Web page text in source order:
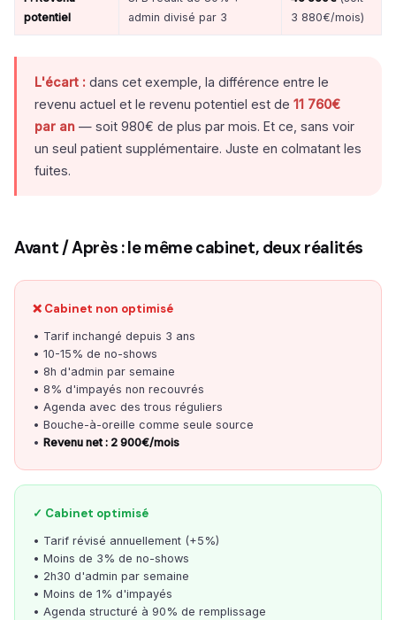
potentiel
admin divisé par 3
3 880€/mois)
L'écart : dans cet exemple, la différence entre le
revenu actuel et le revenu potentiel est de 11 760€
par an — soit 980€ de plus par mois. Et ce, sans voir
un seul patient supplémentaire. Juste en colmatant les
fuites.
Avant / Après : le même cabinet, deux réalités
❌ Cabinet non optimisé
• Tarif inchangé depuis 3 ans
• 10-15% de no-shows
• 8h d'admin par semaine
• 8% d'impayés non recouvrés
• Agenda avec des trous réguliers
• Bouche-à-oreille comme seule source
• Revenu net : 2 900€/mois
✓ Cabinet optimisé
• Tarif révisé annuellement (+5%)
• Moins de 3% de no-shows
• 2h30 d'admin par semaine
• Moins de 1% d'impayés
• Agenda structuré à 90% de remplissage